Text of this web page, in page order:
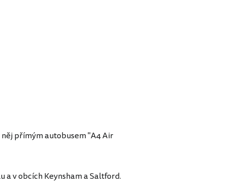
přímým autobusem "A4 Air
v obcích Keynsham a Saltford.